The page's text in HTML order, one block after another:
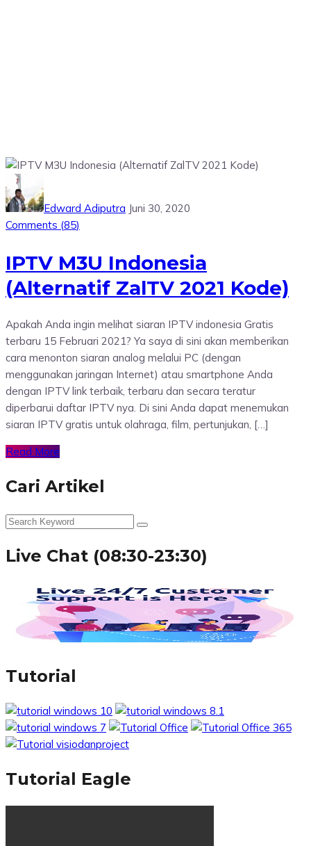
Edward Adiputra Juni 30, 2020
Comments (85)
IPTV M3U Indonesia
(Alternatif ZalTV 2021 Kode)
Apakah Anda ingin melihat siaran IPTV indonesia Gratis
terbaru 15 Februari 2021? Ya saya di sini akan memberikan
cara menonton siaran analog melalui PC (dengan
menggunakan jaringan Internet) atau smartphone Anda
dengan IPTV link terbaik, terbaru dan secara teratur
diperbarui daftar IPTV nya. Di sini Anda dapat menemukan
siaran IPTV gratis untuk olahraga, film, pertunjukan, […]
Read More
Cari Artikel
Live Chat (08:30-23:30)
Tutorial
Tutorial Eagle